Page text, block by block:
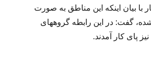
با بیان اینکه این مناطق به صورت
گفت: در این رابطه گروه‍های
پای کار آمدند.